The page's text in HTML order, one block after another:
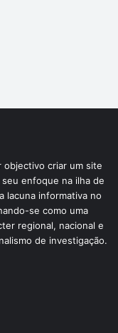
objectivo criar um site
enfoque na ilha de
lacuna informativa no
se como uma
regional, nacional e
de investigação.